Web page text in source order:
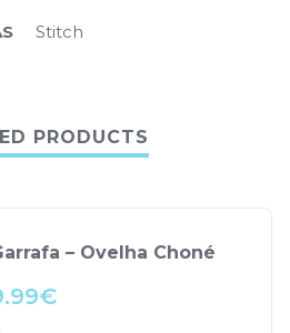
Stitch
PRODUCTS
– Ovelha Choné
€